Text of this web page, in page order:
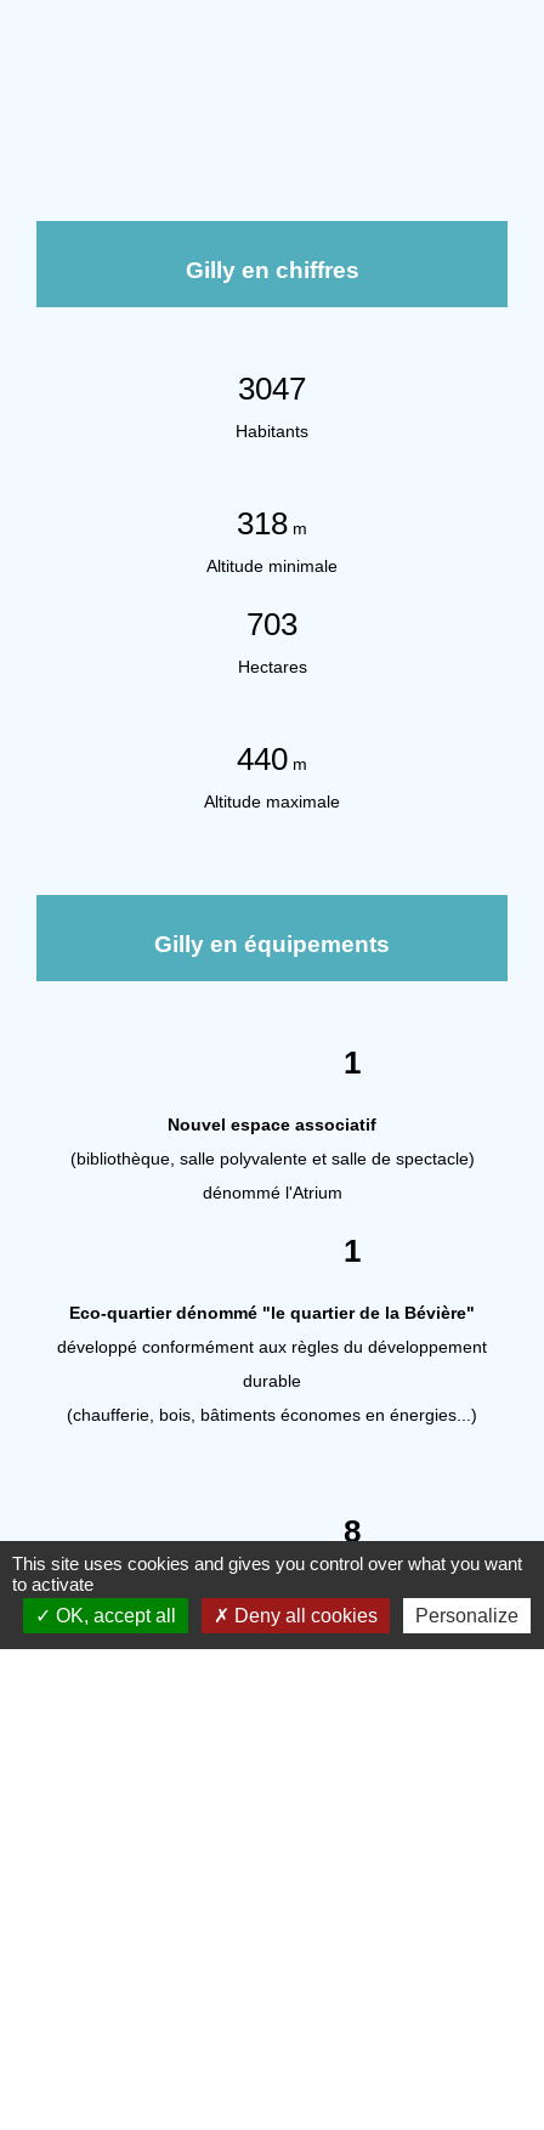
Gilly en chiffres
3047
Habitants
318 m
Altitude minimale
703
Hectares
440 m
Altitude maximale
Gilly en équipements
1
Nouvel espace associatif
(bibliothèque, salle polyvalente et salle de spectacle)
dénommé l'Atrium
1
Eco-quartier dénommé "le quartier de la Bévière"
développé conformément aux règles du développement
durable
(chaufferie, bois, bâtiments économes en énergies...)
8
Classes élémentaires
de Haute Qualité Environnementale
This site uses cookies and gives you control over what you want
to activate
OK, accept all
Deny all cookies Personalize